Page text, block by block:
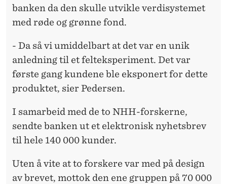
banken da den skulle utvikle verdisystemet
med røde og grønne fond.
- Da så vi umiddelbart at det var en unik
anledning til et felteksperiment. Det var
første gang kundene ble eksponert for dette
produktet, sier Pedersen.
I samarbeid med de to NHH-forskerne,
sendte banken ut et elektronisk nyhetsbrev
til hele 140 000 kunder.
Uten å vite at to forskere var med på design
av brevet, mottok den ene gruppen på 70 000